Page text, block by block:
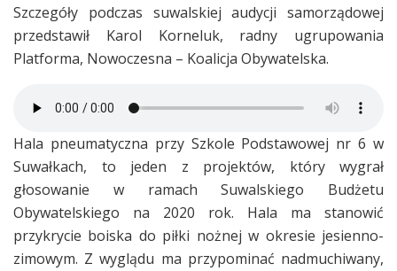
Szczegóły podczas suwalskiej audycji samorządowej
przedstawił Karol Korneluk, radny ugrupowania
Platforma, Nowoczesna – Koalicja Obywatelska.
Hala pneumatyczna przy Szkole Podstawowej nr 6 w
Suwałkach, to jeden z projektów, który wygrał
głosowanie w ramach Suwalskiego Budżetu
Obywatelskiego na 2020 rok. Hala ma stanowić
przykrycie boiska do piłki nożnej w okresie jesienno-
zimowym. Z wyglądu ma przypominać nadmuchiwany,